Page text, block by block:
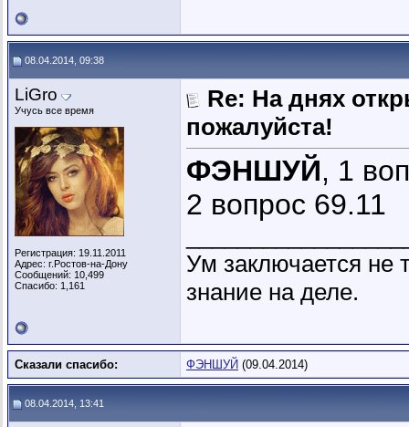
08.04.2014, 09:38
LiGro
Учусь все время
Регистрация: 19.11.2011
Адрес: г.Ростов-на-Дону
Сообщений: 10,499
Спасибо: 1,161
Re: На днях
пожалуйста!
ФЭНШУЙ, 1
2 вопрос 69.11
Ум заключается не
знание на деле.
Сказали спасибо: ФЭНШУЙ (09.04.2014)
08.04.2014, 13:41